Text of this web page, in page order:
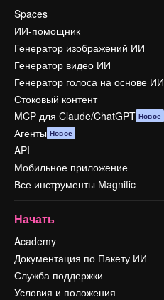
Spaces
ИИ-помощник
Генератор изображений ИИ
Генератор видео ИИ
Генератор голоса на основе ИИ
Стоковый контент
MCP для Claude/ChatGPT Новое
Агенты Новое
API
Мобильное приложение
Все инструменты Magnific
Начать
Academy
Документация по Пакету ИИ
Служба поддержки
Условия и положения